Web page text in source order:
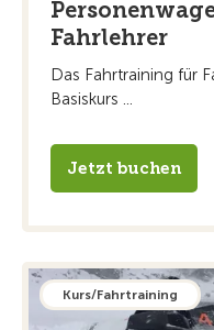
Fahrlehrer
Das Fahrtraining für
Basiskurs ...
Jetzt buchen
Kurs/Fahrtraining